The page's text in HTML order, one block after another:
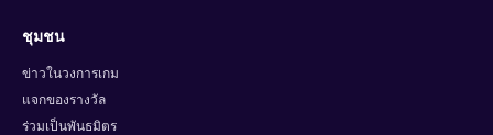
ชุมชน
ข่าวในวงการเกม
แจกของรางวัล
ร่วมเป็นพันธมิตร